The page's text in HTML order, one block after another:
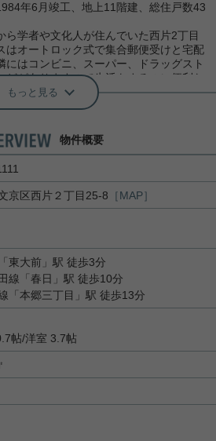
年6月竣工、地上11階建、総住戸数43
ら学者や文化人が住んでいた西片2丁目
はオートロック式で集合郵便受けと宅配
にはコンビニ、スーパー、ドラッグスト
がありますので生活をするのに便利な
！
お部屋です。
ください。
もっと見る
物件概要
京区西片 ２丁目25-8 ［MAP］
「 東大前 」駅 徒歩3分
線 「 春日 」駅 徒歩10分
「 本郷三丁目 」駅 徒歩13分
帖/洋室 3.7帖